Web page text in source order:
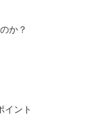
か？
イント